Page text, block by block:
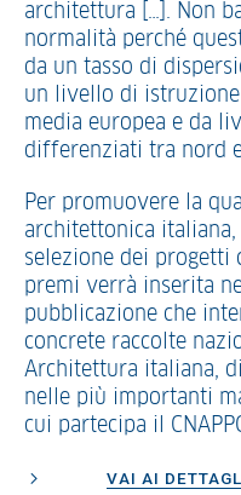
architettura […]. Non
normalità perché
da un tasso di
un livello di
media europea e da
differenziati tra nord e
Per promuovere la
architettonica
selezione dei progetti
premi verrà inserita
pubblicazione che
concrete raccolte
Architettura italiana,
nelle più importanti
cui partecipa il
VAI AI